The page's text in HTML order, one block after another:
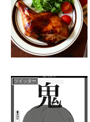
ツイッター